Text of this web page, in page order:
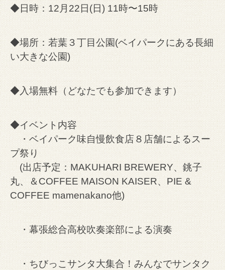
◆日時：12月22日(日) 11時〜15時
◆場所：若葉３丁目公園(ベイパークにある長細
い大きな公園)
◆入場無料（どなたでも参加できます）
◆イベント内容
・ベイパーク味自慢飲食店８店舗によるスー
プ祭り
(出店予定：MAKUHARI BREWERY、銚子
丸、＆COFFEE MAISON KAISER、PIE &
COFFEE mamenakano他)
・幕張総合高校吹奏楽部による演奏
・ちびっこサンタ大集合！みんなでサンタク